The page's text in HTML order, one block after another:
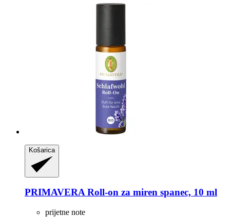
Košarica
PRIMAVERARoll-​on za miren spanec, 10 ml
prijetne note